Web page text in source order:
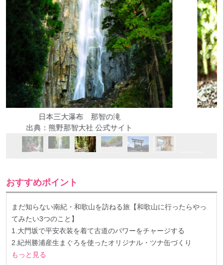
公式サイト
おすすめポイント
まだ知らない南紀・和歌山を訪ねる旅【和歌山に行ったらやっ
てみたい3つのこと】
1.大門坂で平安衣装を着て古道のパワーをチャージする
2.紀州勝浦産生まぐろを使ったオリジナル・ツナ缶づくり
もっと見る